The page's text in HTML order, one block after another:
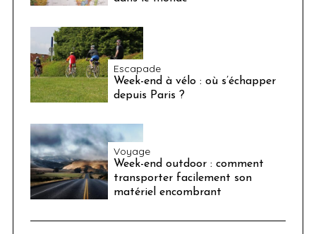
Escapade
Week-end à vélo : où s’échapper
depuis Paris ?
Voyage
Week-end outdoor : comment
transporter facilement son
matériel encombrant